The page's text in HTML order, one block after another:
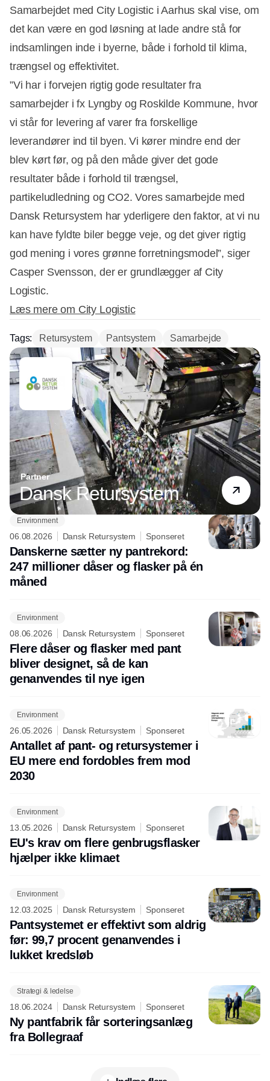
Samarbejdet med City Logistic i Aarhus skal vise, om
det kan være en god løsning at lade andre stå for
indsamlingen inde i byerne, både i forhold til klima,
trængsel og effektivitet.
”Vi har i forvejen rigtig gode resultater fra
samarbejder i fx Lyngby og Roskilde Kommune, hvor
vi står for levering af varer fra forskellige
leverandører ind til byen. Vi kører mindre end der
blev kørt før, og på den måde giver det gode
resultater både i forhold til trængsel,
partikeludledning og CO2. Vores samarbejde med
Dansk Retursystem har yderligere den faktor, at vi nu
kan have fyldte biler begge veje, og det giver rigtig
god mening i vores grønne forretningsmodel”, siger
Casper Svensson, der er grundlægger af City
Logistic.
Læs mere om City Logistic
Tags: Retursystem Pantsystem Samarbejde
Partner
Dansk Retursystem
Environment
06.08.2026 Dansk Retursystem Sponseret
Danskerne sætter ny pantrekord:
247 millioner dåser og flasker på én
måned
Environment
08.06.2026 Dansk Retursystem Sponseret
Flere dåser og flasker med pant
bliver designet, så de kan
genanvendes til nye igen
Environment
26.05.2026 Dansk Retursystem Sponseret
Antallet af pant- og retursystemer i
EU mere end fordobles frem mod
2030
Environment
13.05.2026 Dansk Retursystem Sponseret
EU's krav om flere genbrugsflasker
hjælper ikke klimaet
Environment
12.03.2025 Dansk Retursystem Sponseret
Pantsystemet er effektivt som aldrig
før: 99,7 procent genanvendes i
lukket kredsløb
Strategi & ledelse
18.06.2024 Dansk Retursystem Sponseret
Ny pantfabrik får sorteringsanlæg
fra Bollegraaf